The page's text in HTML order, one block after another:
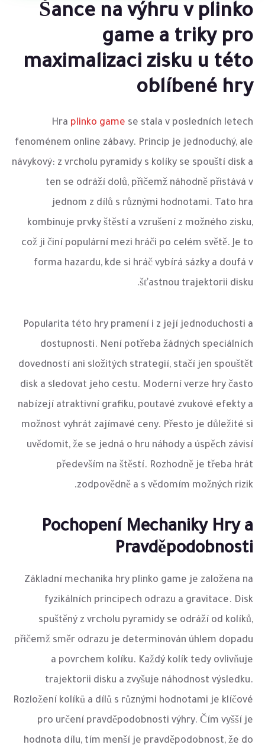
Šance na výhru v plinko
game a triky pro
maximalizaci zisku u této
oblíbené hry
Hra plinko game se stala v posledních letech
fenoménem online zábavy. Princip je jednoduchý, ale
návykový: z vrcholu pyramidy s kolíky se spouští disk a
ten se odráží dolů, přičemž náhodně přistává v
jednom z dílů s různými hodnotami. Tato hra
kombinuje prvky štěstí a vzrušení z možného zisku,
což ji činí populární mezi hráči po celém světě. Je to
forma hazardu, kde si hráč vybírá sázky a doufá v
šťastnou trajektorii disku.
Popularita této hry pramení i z její jednoduchosti a
dostupnosti. Není potřeba žádných speciálních
dovedností ani složitých strategií, stačí jen spouštět
disk a sledovat jeho cestu. Moderní verze hry často
nabízejí atraktivní grafiku, poutavé zvukové efekty a
možnost vyhrát zajímavé ceny. Přesto je důležité si
uvědomit, že se jedná o hru náhody a úspěch závisí
především na štěstí. Rozhodně je třeba hrát
zodpovědně a s vědomím možných rizik.
Pochopení Mechaniky Hry a
Pravděpodobnosti
Základní mechanika hry plinko game je založena na
fyzikálních principech odrazu a gravitace. Disk
spuštěný z vrcholu pyramidy se odráží od kolíků,
přičemž směr odrazu je determinován úhlem dopadu
a povrchem kolíku. Každý kolík tedy ovlivňuje
trajektorii disku a zvyšuje náhodnost výsledku.
Rozložení kolíků a dílů s různými hodnotami je klíčové
pro určení pravděpodobnosti výhry. Čím vyšší je
hodnota dílu, tím menší je pravděpodobnost, že do